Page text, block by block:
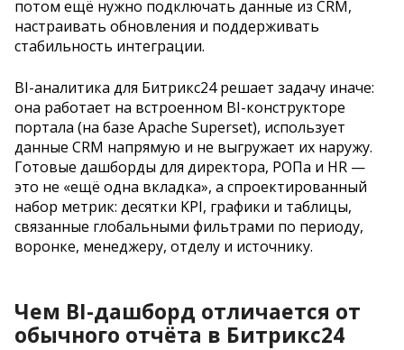
потом ещё нужно подключать данные из CRM,
настраивать обновления и поддерживать
стабильность интеграции.
BI-аналитика для Битрикс24 решает задачу иначе:
она работает на встроенном BI-конструкторе
портала (на базе Apache Superset), использует
данные CRM напрямую и не выгружает их наружу.
Готовые дашборды для директора, РОПа и HR —
это не «ещё одна вкладка», а спроектированный
набор метрик: десятки KPI, графики и таблицы,
связанные глобальными фильтрами по периоду,
воронке, менеджеру, отделу и источнику.
Чем BI-дашборд отличается от
обычного отчёта в Битрикс24